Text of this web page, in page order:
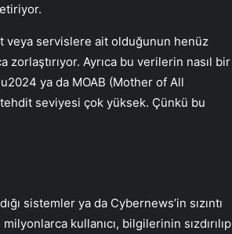
veya servislere ait olduğunun henüz
zorlaştırıyor. Ayrıca bu verilerin nasıl bir
ya da MOAB (Mother of All
seviyesi çok yüksek. Çünkü bu
sistemler ya da Cybernews’in sızıntı
kullanıcı, bilgilerinin sızdırılıp